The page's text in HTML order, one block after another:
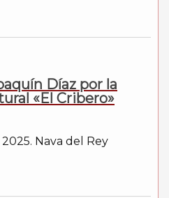
Díaz por la
«El Cribero»
Nava del Rey